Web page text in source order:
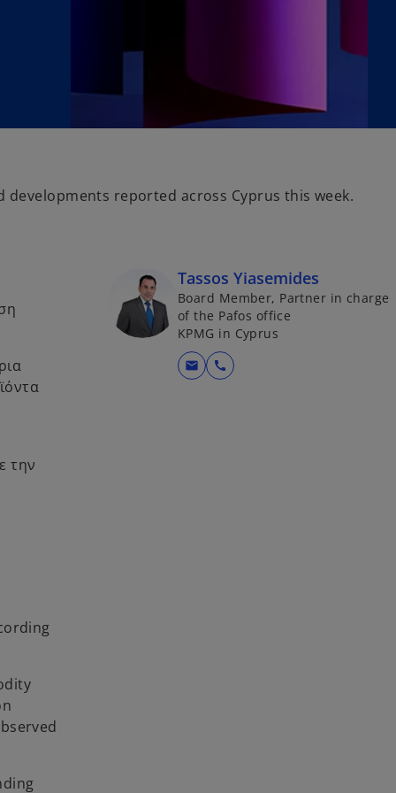
developments reported across Cyprus this week.
την
Tassos Yiasemides
Board Member, Partner in charge
of the Pafos office
KPMG in Cyprus
mail call